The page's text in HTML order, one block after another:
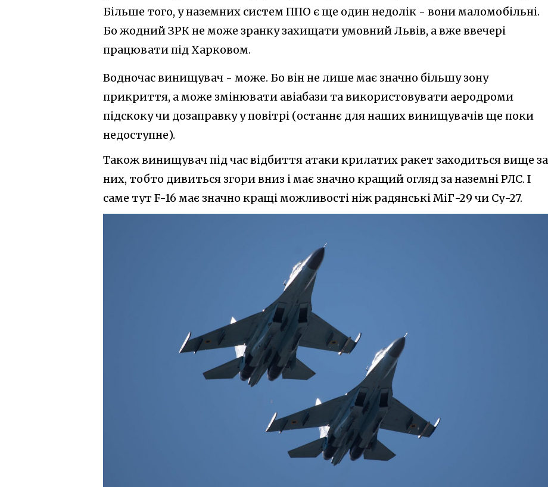
Більше того, у наземних систем ППО є ще один недолік - вони маломобільні.
Бо жодний ЗРК не може зранку захищати умовний Львів, а вже ввечері
працювати під Харковом.
Водночас винищувач - може. Бо він не лише має значно більшу зону
прикриття, а може змінювати авіабази та використовувати аеродроми
підскоку чи дозаправку у повітрі (останнє для наших винищувачів ще поки
недоступне).
Також винищувач під час відбиття атаки крилатих ракет заходиться вище за
них, тобто дивиться згори вниз і має значно кращий огляд за наземні РЛС. І
саме тут F-16 має значно кращі можливості ніж радянські МіГ-29 чи Су-27.